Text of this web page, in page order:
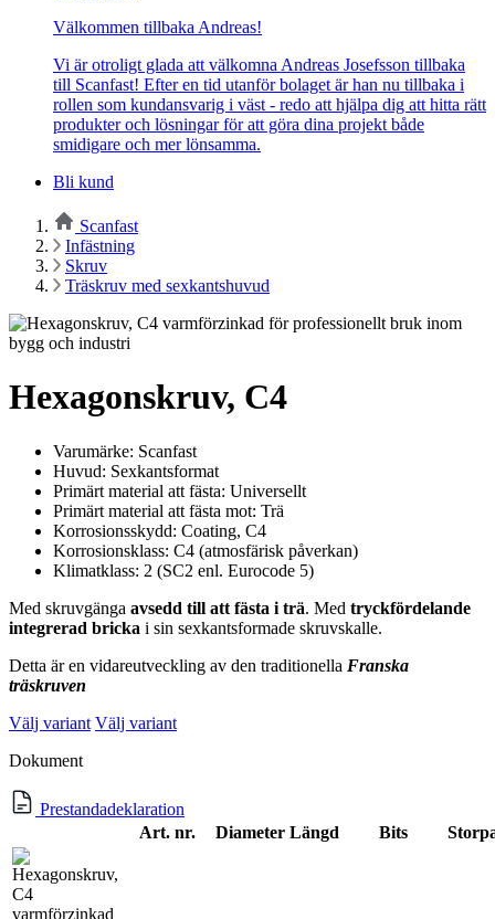
Välkommen tillbaka Andreas!
Vi är otroligt glada att välkomna Andreas Josefsson tillbaka
till Scanfast! Efter en tid utanför bolaget är han nu tillbaka i
rollen som kundansvarig i väst - redo att hjälpa dig att hitta rätt
produkter och lösningar för att göra dina projekt både
smidigare och mer lönsamma.
Bli kund
Scanfast
Infästning
Skruv
Träskruv med sexkantshuvud
Hexagonskruv, C4
Varumärke: Scanfast
Huvud: Sexkantsformat
Primärt material att fästa: Universellt
Primärt material att fästa mot: Trä
Korrosionsskydd: Coating, C4
Korrosionsklass: C4 (atmosfärisk påverkan)
Klimatklass: 2 (SC2 enl. Eurocode 5)
Med skruvgänga avsedd till att fästa i trä. Med tryckfördelande
integrerad bricka i sin sexkantsformade skruvskalle.
Detta är en vidareutveckling av den traditionella Franska
träskruven
Välj variant Välj variant
Dokument
Prestandadeklaration
Art. nr.
Diameter Längd Bits